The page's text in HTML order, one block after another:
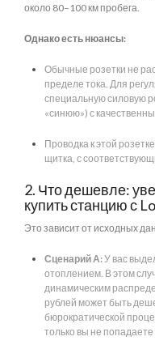
около 80–100 км пробега.
Однако есть нюансы:
Обычные розетки не
пределе тока. Для
специальную силовую
«синюю») с
Проводка к этой
щитка, с
2. Что дешевле:
купить станцию с
Это зависит от исходных
Сценарий А:У вас
отоплением. В этом
динамическим
рублей может быть
бюрократической
только вы не попадаете